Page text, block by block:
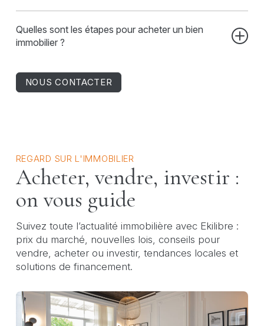
d’enregistrement (ou TVA pour un bien neuf) -Les frais
de notaire -Les frais de crédit hypothécaire (frais de
Quelles sont les étapes pour acheter un bien
immobilier ?
chacune de ces étapes : 1. Rechercher un bien
correspondant à vos critères 2. Visiter et poser les
NOUS CONTACTER
REGARD SUR L'IMMOBILIER
Acheter, vendre, investir :
on vous guide
Suivez toute l’actualité immobilière avec Ekilibre :
prix du marché, nouvelles lois, conseils pour
vendre, acheter ou investir, tendances locales et
solutions de financement.